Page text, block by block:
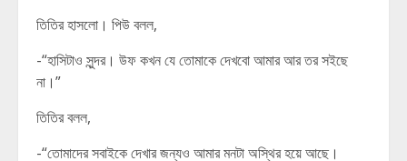
তিতির হাসলো। পিউ বলল,
-“হাসিটাও সুন্দর। উফ কখন যে তোমাকে দেখবো আমার আর তর সইছে
না।”
তিতির বলল,
-“তোমাদের সবাইকে দেখার জন্যও আমার মনটা অস্থির হয়ে আছে।